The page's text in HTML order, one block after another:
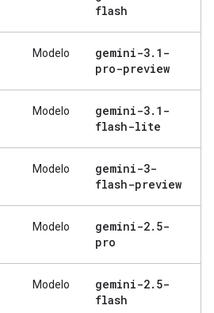
flash
Modelo gemini-3. 1-
pro-preview
Modelo gemini-3. 1-
flash-lite
Modelo
gemini-3-
flash-preview
Modelo gemini-2. 5-
pro
Modelo gemini-2. 5-
flash